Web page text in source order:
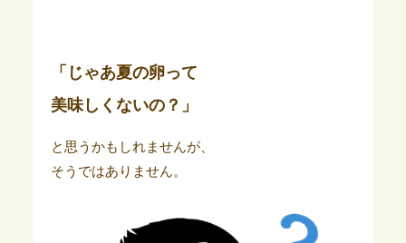
「じゃあ夏の卵って
美味しくないの？」
と思うかもしれませんが、
そうではありません。